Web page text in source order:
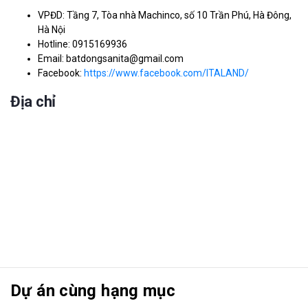
VPĐD: Tầng 7, Tòa nhà Machinco, số 10 Trần Phú, Hà Đông,
Hà Nội
Hotline: 0915169936
Email: batdongsanita@gmail.com
Facebook: https://www.facebook.com/ITALAND/
Địa chỉ
Dự án cùng hạng mục